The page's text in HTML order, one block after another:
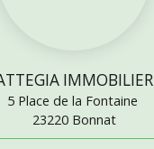
IMMOBILIER
5 Place de la Fontaine
23220 Bonnat